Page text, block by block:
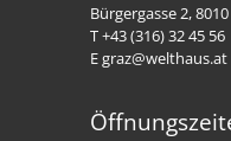
Bürgergasse 2,
T +43 (316) 32 45 56
E graz@welthaus.at